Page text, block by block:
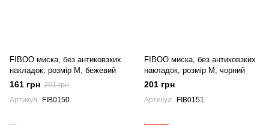
FIBOO миска, без антиковзких
накладок, розмір M, бежевий
161 грн 201 грн
Артикул
FIB0150
FIBOO миска, без антиковзких
накладок, розмір M, чорний
201 грн
Артикул FIB0151